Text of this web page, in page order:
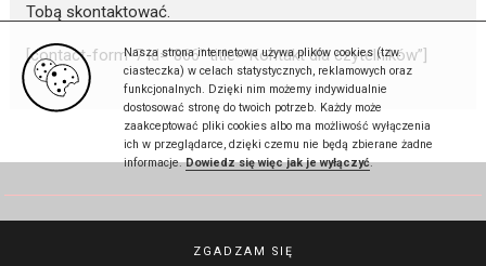
Nasza strona internetowa używa plików cookies (tzw.
ciasteczka) w celach statystycznych, reklamowych oraz
funkcjonalnych. Dzięki nim możemy indywidualnie
dostosować stronę do twoich potrzeb. Każdy może
zaakceptować pliki cookies albo ma możliwość wyłączenia
ich w przeglądarce, dzięki czemu nie będą zbierane żadne
informacje.Dowiedz się więc jak je wyłączyć.
ZGADZAM SIĘ
Tobą skontaktować.
[contact-form-7 id=”866″ title=”Kontakt dla czytelników”]